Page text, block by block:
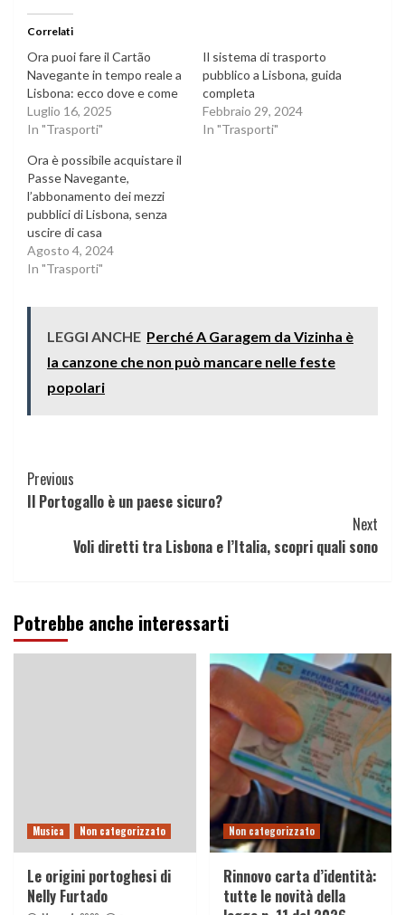
Correlati
Ora puoi fare il Cartão
Navegante in tempo reale a
Lisbona: ecco dove e come
Luglio 16, 2025
In "Trasporti"
Il sistema di trasporto
pubblico a Lisbona, guida
completa
Febbraio 29, 2024
In "Trasporti"
Ora è possibile acquistare il
Passe Navegante,
l’abbonamento dei mezzi
pubblici di Lisbona, senza
uscire di casa
Agosto 4, 2024
In "Trasporti"
LEGGI ANCHE Perché A Garagem da Vizinha è
la canzone che non può mancare nelle feste
popolari
Continue
Reading
Previous
Il Portogallo è un paese sicuro?
Next
Voli diretti tra Lisbona e l’Italia, scopri quali sono
Potrebbe anche interessarti
Musica Non categorizzato
Le origini portoghesi di
Nelly Furtado
Non categorizzato
Rinnovo carta d’identità:
tutte le novità della